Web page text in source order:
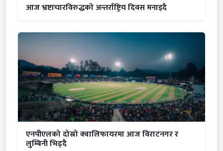
आज भ्रष्टाचारविरुद्धको अन्तर्राष्ट्रिय दिवस मनाइदै
एनपीएलको दोस्रो क्वालिफायरमा आज विराटनगर र
लुम्बिनी भिड्दै